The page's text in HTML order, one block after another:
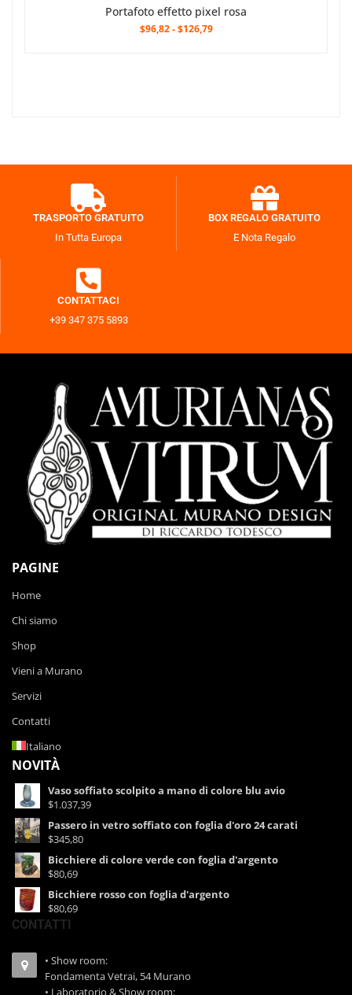
Portafoto effetto pixel rosa
$96,82 - $126,79
TRASPORTO GRATUITO
In Tutta Europa
BOX REGALO GRATUITO
E Nota Regalo
CONTATTACI
+39 347 375 5893
PAGINE
Home
Chi siamo
Shop
Vieni a Murano
Servizi
Contatti
Italiano
NOVITÀ
Vaso soffiato scolpito a mano di colore blu avio
$1.037,39
Passero in vetro soffiato con foglia d'oro 24 carati
$345,80
Bicchiere di colore verde con foglia d'argento
$80,69
Bicchiere rosso con foglia d'argento
$80,69
CONTATTI
• Show room:
Fondamenta Vetrai, 54 Murano
• Laboratorio & Show room: